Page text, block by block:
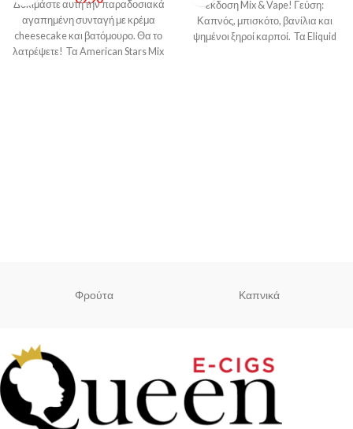
Δοκιμάστε αυτή την παραδοσιακά
αγαπημένη συνταγή με κρέμα
cheesecake και βατόμουρο. Θα το
λατρέψετε! Τα American Stars Mix
έκδοση Mix & Vape! Γεύση:
Καπνός, μπισκότο, βανίλια και
ψημένοι ξηροί καρποί. Τα Eliquid
Φρούτα Καπνικά